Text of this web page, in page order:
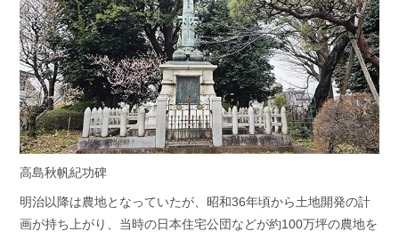
高島秋帆紀功碑
明治以降は農地となっていたが、昭和36年頃から土地開発の計
画が持ち上がり、当時の日本住宅公団などが約100万坪の農地を